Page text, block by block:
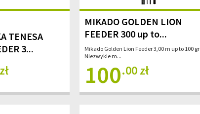
TENESA
3...
MIKADO GOLDEN LION
FEEDER 300 up to...
Mikado Golden Lion Feeder 3,00 m up to 100 gr
Niezwykle m...
100.00 zł